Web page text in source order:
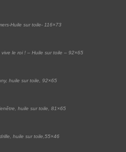
Huile sur toile- 116×73
vive le roi ! – Huile sur toile – 92×65
huile sur toile, 92×65
huile sur toile, 81×65
huile sur toile,55×46